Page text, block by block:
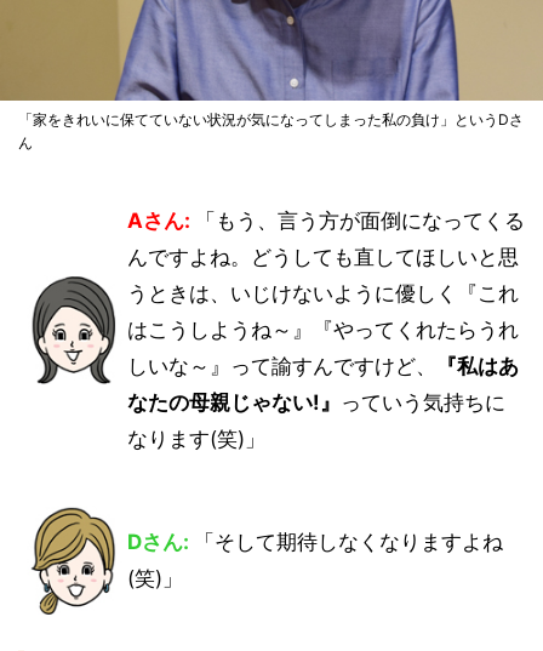
「家をきれいに保てていない状況が気になってしまった私の負け」というDさ
ん
Aさん:
「もう、言う方が面倒になってくる
んですよね。どうしても直してほしいと思
うときは、いじけないように優しく『これ
はこうしようね～』『やってくれたらうれ
しいな～』って諭すんですけど、
『私はあ
なたの母親じゃない!』 っていう気持ちに
なります(笑)」
Dさん:
「そして期待しなくなりますよね
(笑)」